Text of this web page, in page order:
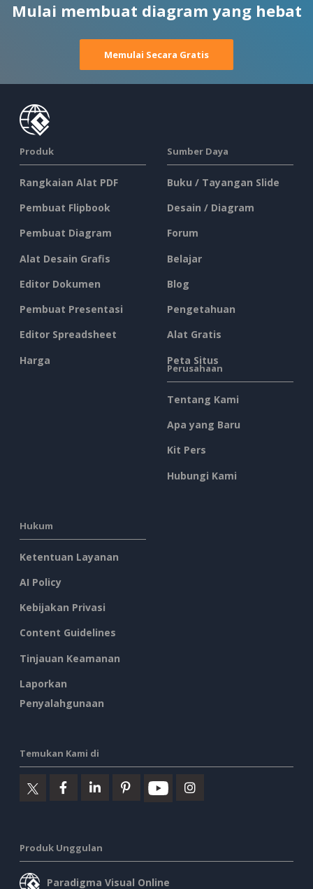
Mulai membuat diagram yang hebat
Memulai Secara Gratis
Produk
Rangkaian Alat PDF
Pembuat Flipbook
Pembuat Diagram
Alat Desain Grafis
Editor Dokumen
Pembuat Presentasi
Editor Spreadsheet
Harga
Sumber Daya
Buku / Tayangan Slide
Desain / Diagram
Forum
Belajar
Blog
Pengetahuan
Alat Gratis
Peta Situs
Perusahaan
Tentang Kami
Apa yang Baru
Kit Pers
Hubungi Kami
Hukum
Ketentuan Layanan
AI Policy
Kebijakan Privasi
Content Guidelines
Tinjauan Keamanan
Laporkan
Penyalahgunaan
Temukan Kami di
Produk Unggulan
Paradigma Visual Online